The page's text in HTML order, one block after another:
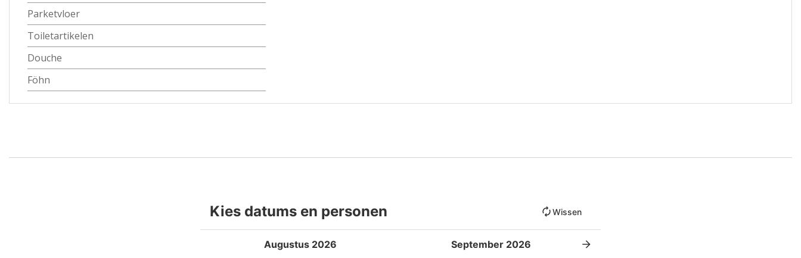
Parketvloer
Toiletartikelen
Douche
Föhn
Kies datums en personen Wissen
Augustus 2026 September 2026